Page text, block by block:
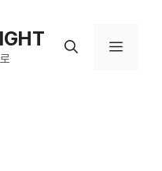
메